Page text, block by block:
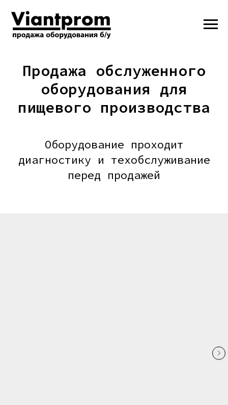
Продажа обслуженного
оборудования для
пищевого производства
Оборудование проходит
диагностику и техобслуживание
перед продажей